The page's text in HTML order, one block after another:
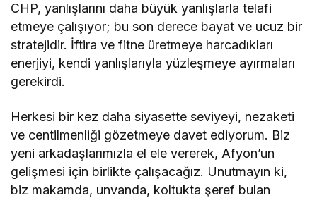
CHP, yanlışlarını daha büyük yanlışlarla telafi
etmeye çalışıyor; bu son derece bayat ve ucuz bir
stratejidir. İftira ve fitne üretmeye harcadıkları
enerjiyi, kendi yanlışlarıyla yüzleşmeye ayırmaları
gerekirdi.
Herkesi bir kez daha siyasette seviyeyi, nezaketi
ve centilmenliği gözetmeye davet ediyorum. Biz
yeni arkadaşlarımızla el ele vererek, Afyon’un
gelişmesi için birlikte çalışacağız. Unutmayın ki,
biz makamda, unvanda, koltukta şeref bulan